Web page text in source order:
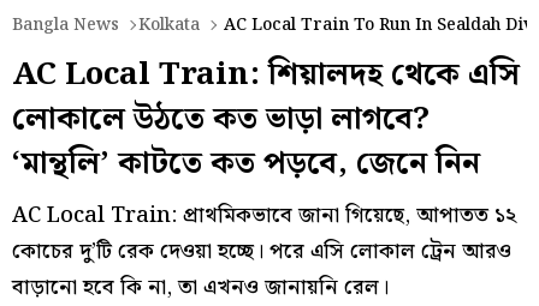
Bangla News
Kolkata AC Local Train To Run In Sealdah
AC Local Train: শিয়ালদহ থেকে এসি
লোকালে উঠতে কত ভাড়া লাগবে?
‘মান্থলি’ কাটতে কত পড়বে, জেনে নিন
AC Local Train: প্রাথমিকভাবে জানা গিয়েছে, আপাতত ১২
কোচের দু’টি রেক দেওয়া হচ্ছে। পরে এসি লোকাল ট্রেন আরও
বাড়ানো হবে কি না, তা এখনও জানায়নি রেল।